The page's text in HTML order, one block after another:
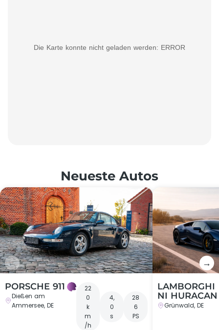
Die Karte konnte nicht geladen werden: ERROR
Neueste Autos
←
PORSCHE 911
Dießen am
Ammersee, DE
22
0
k
m
/h
4,
0
s
28
6
PS
LAMBORGHI
NI HURACAN
Grünwald, DE
→